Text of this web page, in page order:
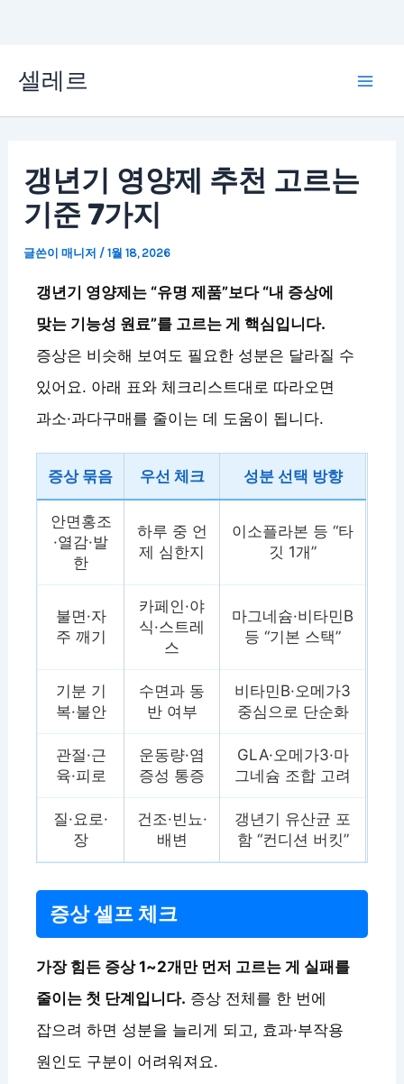
츠
셀레르
갱년기 영양제 추천 고르는
기준 7가지
글쓴이매니저 /1월 18, 2026
갱년기 영양제는 “유명 제품”보다 “내 증상에
맞는 기능성 원료”를 고르는 게 핵심입니다.
증상은 비슷해 보여도 필요한 성분은 달라질 수
있어요. 아래 표와 체크리스트대로 따라오면
과소·과다구매를 줄이는 데 도움이 됩니다.
증상 묶음 우선 체크 성분 선택 방향
안면홍조
·열감·발
한
하루 중 언
제 심한지
이소플라본 등 “타
깃 1개”
불면·자
주 깨기
카페인·야
식·스트레
스
마그네슘·비타민B
등 “기본 스택”
기분 기
복·불안
수면과 동
반 여부
비타민B·오메가3
중심으로 단순화
관절·근
육·피로
운동량·염
증성 통증
GLA·오메가3·마
그네슘 조합 고려
질·요로·
장
건조·빈뇨·
배변
갱년기 유산균 포
함 “컨디션 버킷”
증상 셀프 체크
가장 힘든 증상 1~2개만 먼저 고르는 게 실패를
줄이는 첫 단계입니다. 증상 전체를 한 번에
잡으려 하면 성분을 늘리게 되고, 효과·부작용
원인도 구분이 어려워져요.